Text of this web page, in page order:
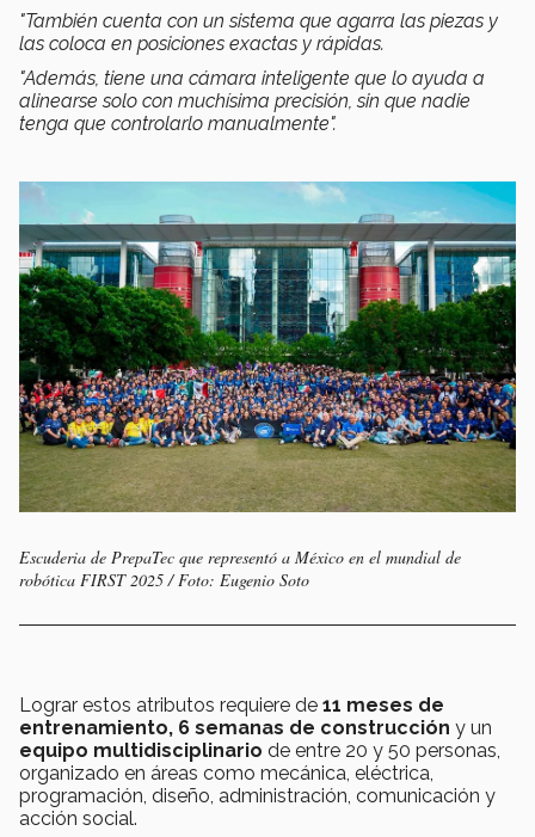
"También cuenta con un sistema que agarra las piezas y
las coloca en posiciones exactas y rápidas.
"Además, tiene una cámara inteligente que lo ayuda a
alinearse solo con muchísima precisión, sin que nadie
tenga que controlarlo manualmente".
Escuderia de PrepaTec que representó a México en el mundial de
robótica FIRST 2025 / Foto: Eugenio Soto
Lograr estos atributos requiere de 11 meses de
entrenamiento, 6 semanas de construcción y un
equipo multidisciplinario de entre 20 y 50 personas,
organizado en áreas como mecánica, eléctrica,
programación, diseño, administración, comunicación y
acción social.